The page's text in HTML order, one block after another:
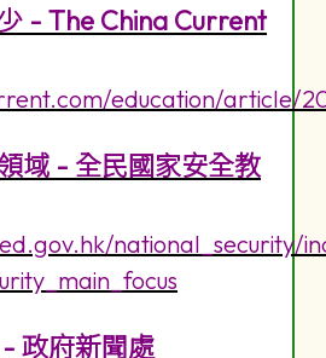
- The China Current
education/article/
域 - 全民國家安全教
national_security/
政府新聞處